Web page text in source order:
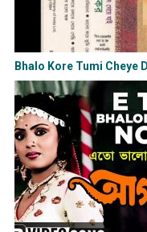
Bhalo Kore Tumi Cheye